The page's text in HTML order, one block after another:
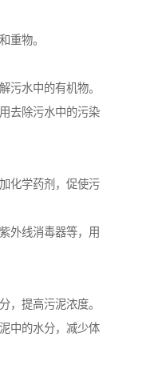
重物。
水中的有机物。
去除污水中的污染
化学药剂，促使污
外线消毒器等，用
提高污泥浓度。
中的水分，减少体